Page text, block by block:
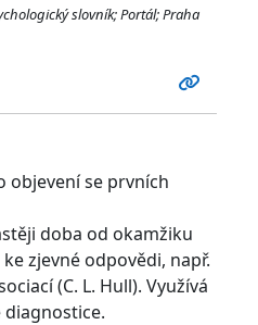
slovník; Portál; Praha
objevení se prvních
doba od okamžiku
zjevné odpovědi, např.
(C. L. Hull). Využívá
diagnostice.